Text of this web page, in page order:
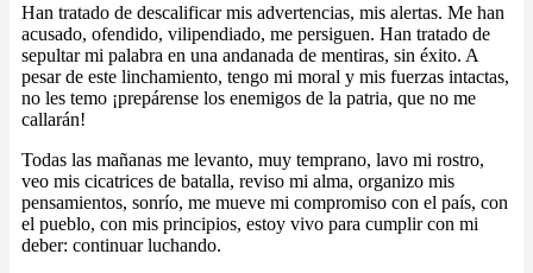
Han tratado de descalificar mis advertencias, mis alertas. Me han
acusado, ofendido, vilipendiado, me persiguen. Han tratado de
sepultar mi palabra en una andanada de mentiras, sin éxito. A
pesar de este linchamiento, tengo mi moral y mis fuerzas intactas,
no les temo ¡prepárense los enemigos de la patria, que no me
callarán!
Todas las mañanas me levanto, muy temprano, lavo mi rostro,
veo mis cicatrices de batalla, reviso mi alma, organizo mis
pensamientos, sonrío, me mueve mi compromiso con el país, con
el pueblo, con mis principios, estoy vivo para cumplir con mi
deber: continuar luchando.